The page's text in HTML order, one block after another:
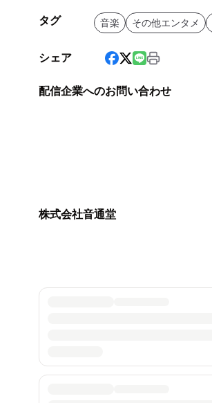
タグ 音楽 その他エンタメ
シェア
配信企業へのお問い合わせ
株式会社音通堂